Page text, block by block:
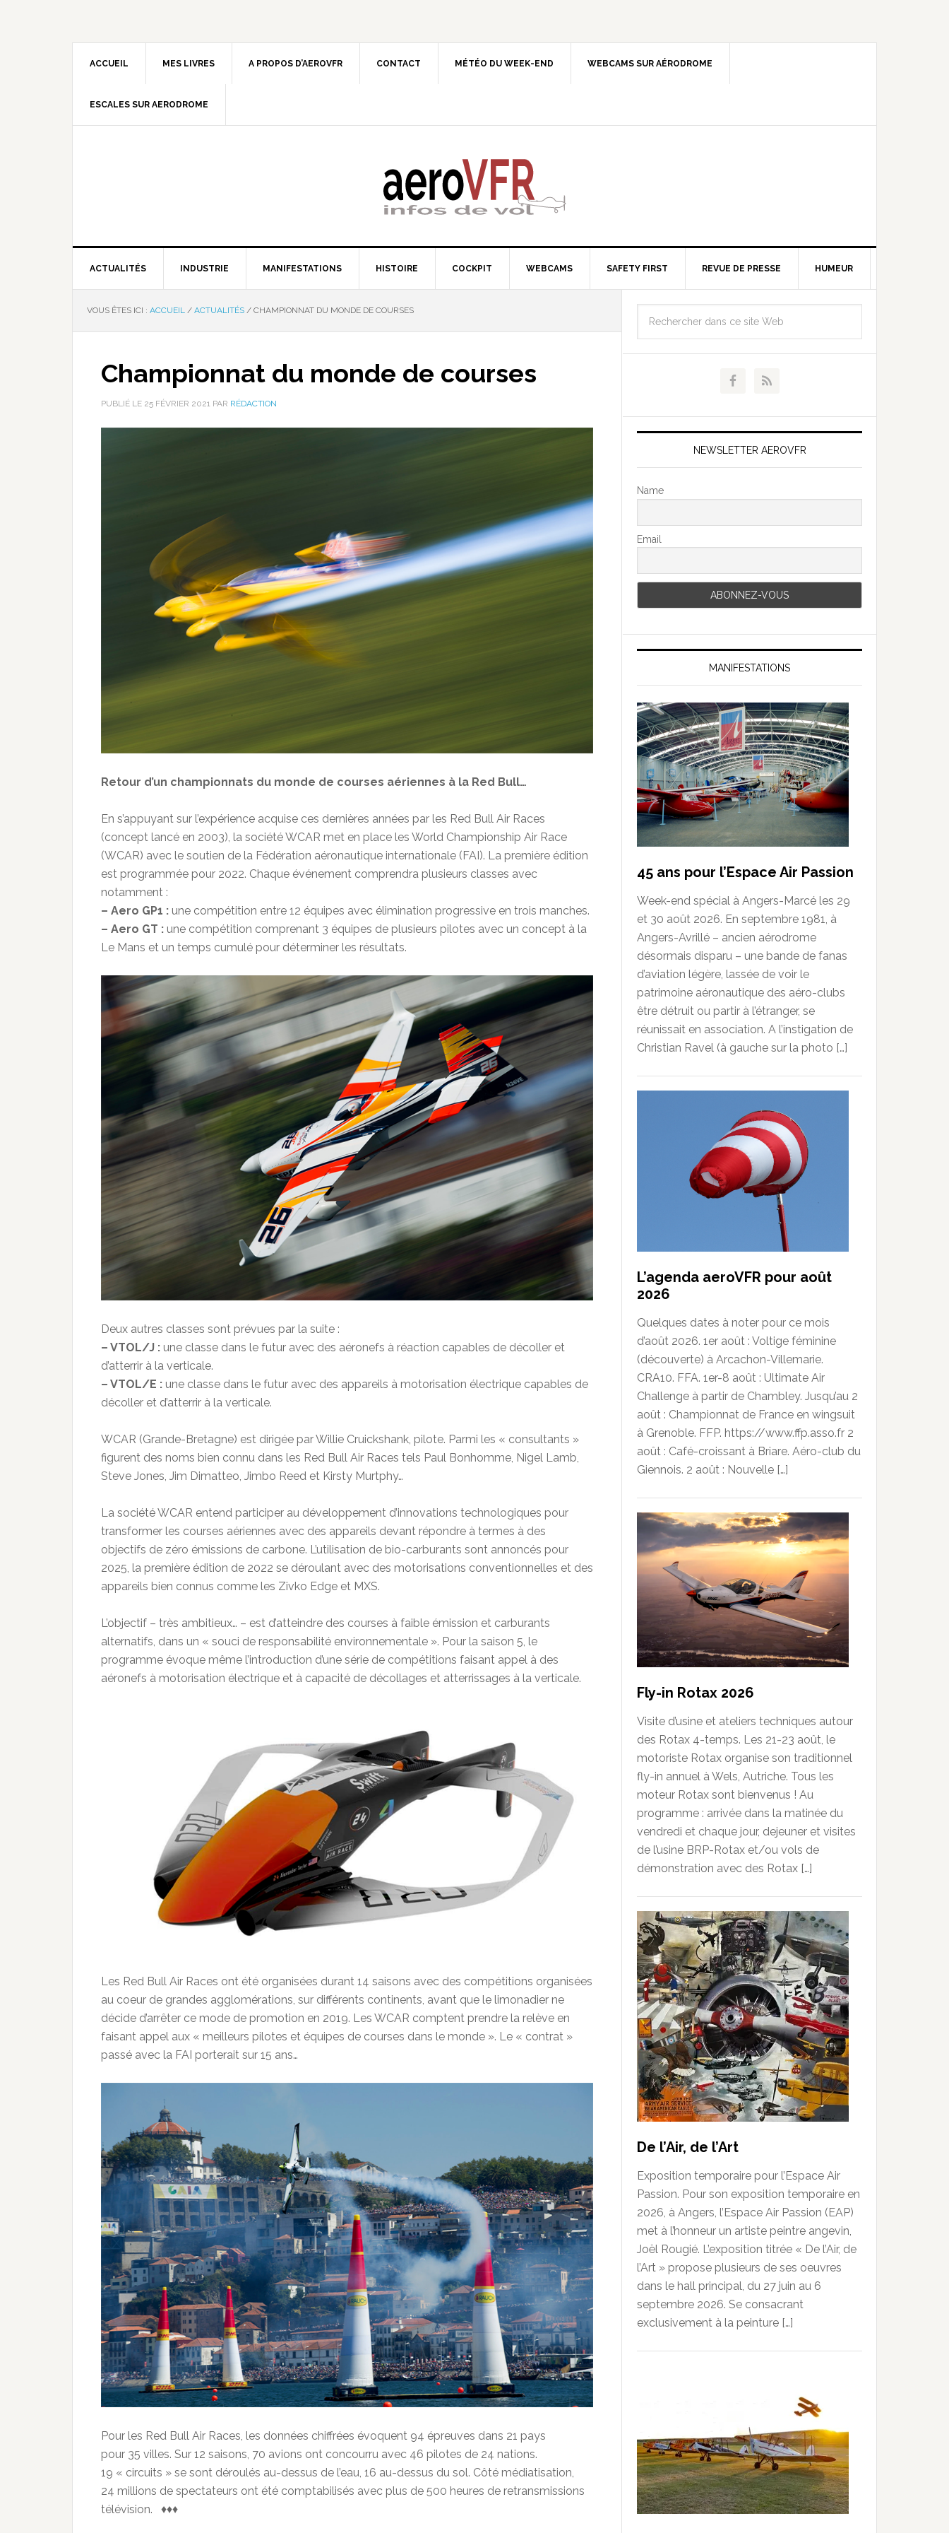
ACCUEIL MES LIVRES A PROPOS D’AEROVFR CONTACT MÉTÉO DU WEEK-END WEBCAMS SUR AÉRODROME
ESCALES SUR AERODROME
ACTUALITÉS INDUSTRIE MANIFESTATIONS HISTOIRE COCKPIT WEBCAMS SAFETY FIRST REVUE DE PRESSE HUMEUR
VOUS ÊTES ICI : ACCUEIL / ACTUALITÉS / CHAMPIONNAT DU MONDE DE COURSES
Championnat du monde de courses
PUBLIÉ LE 25 FÉVRIER 2021 PAR RÉDACTION
Retour d’un championnats du monde de courses aériennes à la Red Bull…
En s’appuyant sur l’expérience acquise ces dernières années par les Red Bull Air Races
(concept lancé en 2003), la société WCAR met en place les World Championship Air Race
(WCAR) avec le soutien de la Fédération aéronautique internationale (FAI). La première édition
est programmée pour 2022. Chaque événement comprendra plusieurs classes avec
notamment :
– Aero GP1 : une compétition entre 12 équipes avec élimination progressive en trois manches.
– Aero GT : une compétition comprenant 3 équipes de plusieurs pilotes avec un concept à la
Le Mans et un temps cumulé pour déterminer les résultats.
Deux autres classes sont prévues par la suite :
– VTOL/J : une classe dans le futur avec des aéronefs à réaction capables de décoller et
d’atterrir à la verticale.
– VTOL/E : une classe dans le futur avec des appareils à motorisation électrique capables de
décoller et d’atterrir à la verticale.
WCAR (Grande-Bretagne) est dirigée par Willie Cruickshank, pilote. Parmi les « consultants »
figurent des noms bien connu dans les Red Bull Air Races tels Paul Bonhomme, Nigel Lamb,
Steve Jones, Jim Dimatteo, Jimbo Reed et Kirsty Murtphy…
La société WCAR entend participer au développement d’innovations technologiques pour
transformer les courses aériennes avec des appareils devant répondre à termes à des
objectifs de zéro émissions de carbone. L’utilisation de bio-carburants sont annoncés pour
2025, la première édition de 2022 se déroulant avec des motorisations conventionnelles et des
appareils bien connus comme les Zivko Edge et MXS.
L’objectif – très ambitieux… – est d’atteindre des courses à faible émission et carburants
alternatifs, dans un « souci de responsabilité environnementale ». Pour la saison 5, le
programme évoque même l’introduction d’une série de compétitions faisant appel à des
aéronefs à motorisation électrique et à capacité de décollages et atterrissages à la verticale.
Les Red Bull Air Races ont été organisées durant 14 saisons avec des compétitions organisées
au coeur de grandes agglomérations, sur différents continents, avant que le limonadier ne
décide d’arrêter ce mode de promotion en 2019. Les WCAR comptent prendre la relève en
faisant appel aux « meilleurs pilotes et équipes de courses dans le monde ». Le « contrat »
passé avec la FAI porterait sur 15 ans…
Pour les Red Bull Air Races, les données chiffrées évoquent 94 épreuves dans 21 pays
pour 35 villes. Sur 12 saisons, 70 avions ont concourru avec 46 pilotes de 24 nations.
19 « circuits » se sont déroulés au-dessus de l’eau, 16 au-dessus du sol. Côté médiatisation,
24 millions de spectateurs ont été comptabilisés avec plus de 500 heures de retransmissions
télévision. ♦♦♦
NEWSLETTER AEROVFR
Name
Email
MANIFESTATIONS
45 ans pour l’Espace Air Passion
Week-end spécial à Angers-Marcé les 29
et 30 août 2026. En septembre 1981, à
Angers-Avrillé – ancien aérodrome
désormais disparu – une bande de fanas
d’aviation légère, lassée de voir le
patrimoine aéronautique des aéro-clubs
être détruit ou partir à l’étranger, se
réunissait en association. A l’instigation de
Christian Ravel (à gauche sur la photo […]
L’agenda aeroVFR pour août
2026
Quelques dates à noter pour ce mois
d’août 2026. 1er août : Voltige féminine
(découverte) à Arcachon-Villemarie.
CRA10. FFA. 1er-8 août : Ultimate Air
Challenge à partir de Chambley. Jusqu’au 2
août : Championnat de France en wingsuit
à Grenoble. FFP. https://www.ffp.asso.fr 2
août : Café-croissant à Briare. Aéro-club du
Giennois. 2 août : Nouvelle […]
Fly-in Rotax 2026
Visite d’usine et ateliers techniques autour
des Rotax 4-temps. Les 21-23 août, le
motoriste Rotax organise son traditionnel
fly-in annuel à Wels, Autriche. Tous les
moteur Rotax sont bienvenus ! Au
programme : arrivée dans la matinée du
vendredi et chaque jour, dejeuner et visites
de l’usine BRP-Rotax et/ou vols de
démonstration avec des Rotax […]
De l’Air, de l’Art
Exposition temporaire pour l’Espace Air
Passion. Pour son exposition temporaire en
2026, à Angers, l’Espace Air Passion (EAP)
met à l’honneur un artiste peintre angevin,
Joël Rougié. L’exposition titrée « De l’Air, de
l’Art » propose plusieurs de ses oeuvres
dans le hall principal, du 27 juin au 6
septembre 2026. Se consacrant
exclusivement à la peinture […]